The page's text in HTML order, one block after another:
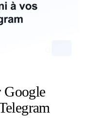
Google